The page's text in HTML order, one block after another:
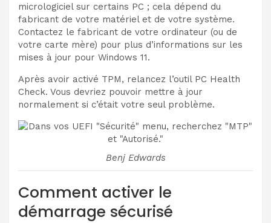
micrologiciel sur certains PC ; cela dépend du
fabricant de votre matériel et de votre système.
Contactez le fabricant de votre ordinateur (ou de
votre carte mère) pour plus d’informations sur les
mises à jour pour Windows 11.
Après avoir activé TPM, relancez l’outil PC Health
Check. Vous devriez pouvoir mettre à jour
normalement si c’était votre seul problème.
Benj Edwards
Comment activer le
démarrage sécurisé